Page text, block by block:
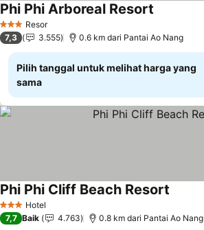
3 BintangResor
Phi Phi Arboreal Resort
7,3 3.555 0.6 km dari Pantai Ao Nang
Pilih tanggal untuk melihat harga yang
sama
3 BintangHotel
Phi Phi Cliff Beach Resort
7,7 Baik 4.763 0.8 km dari Pantai Ao Nang